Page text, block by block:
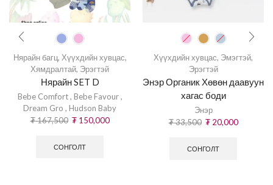
Нярайн багц, Хүүхдийн хувцас,
Хямдралтай, Эрэгтэй
Нярайн SET D
Bebe Comfort, Bebe Favour,
Dream Gro , Hudson Baby
₮167,500 ₮150,000
СОНГОЛТ
Хүүхдийн хувцас, Эмэгтэй,
Эрэгтэй
Энэр Органик Хөвөн даавуун
хагас боди
Энэр
₮33,500 ₮20,000
СОНГОЛТ